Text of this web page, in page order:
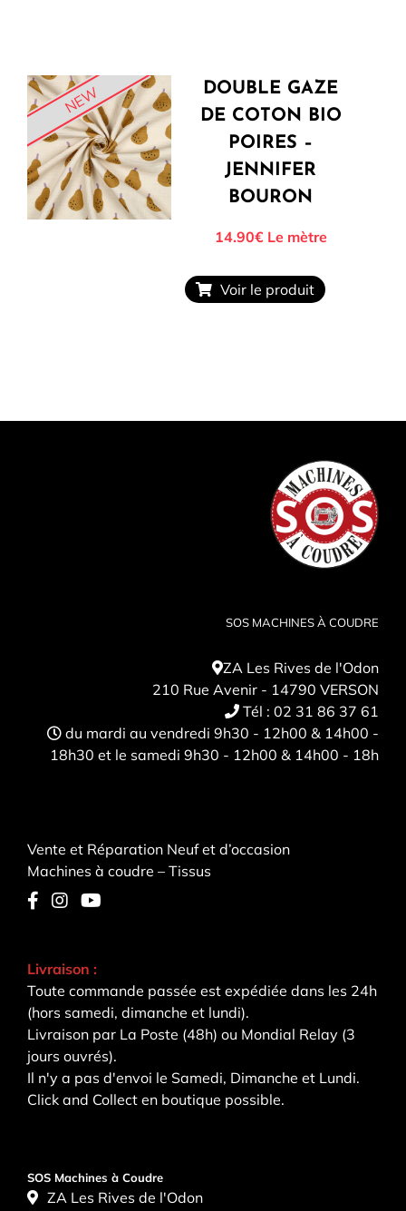
NEW
DOUBLE GAZE
DE COTON BIO
POIRES –
JENNIFER
BOURON
14.90€Le mètre
Voir le produit
SOS MACHINES À COUDRE
ZA Les Rives de l'Odon
210 Rue Avenir - 14790 VERSON
Tél : 02 31 86 37 61
du mardi au vendredi 9h30 - 12h00 & 14h00 -
18h30 et le samedi 9h30 - 12h00 & 14h00 - 18h
Vente et Réparation Neuf et d’occasion
Machines à coudre – Tissus
Livraison :
Toute commande passée est expédiée dans les 24h
(hors samedi, dimanche et lundi).
Livraison par La Poste (48h) ou Mondial Relay (3
jours ouvrés).
Il n'y a pas d'envoi le Samedi, Dimanche et Lundi.
Click and Collect en boutique possible.
SOS Machines à Coudre
ZA Les Rives de l'Odon